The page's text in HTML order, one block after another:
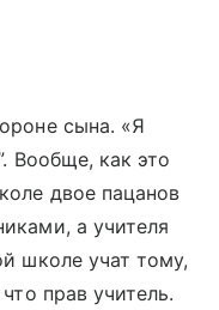
сына. «Я
Вообще, как это
двое пацанов
а учителя
школе учат тому,
прав учитель.